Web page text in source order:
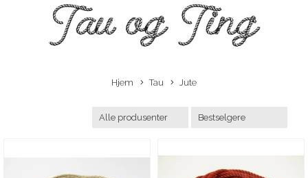
Hjem Tau Jute